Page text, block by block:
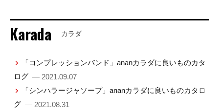
Karada カラダ
「コンプレッションバンド」ananカラダに良いものカタ
ログ — 2021.09.07
「シンハラージャソープ」ananカラダに良いものカタロ
グ — 2021.08.31